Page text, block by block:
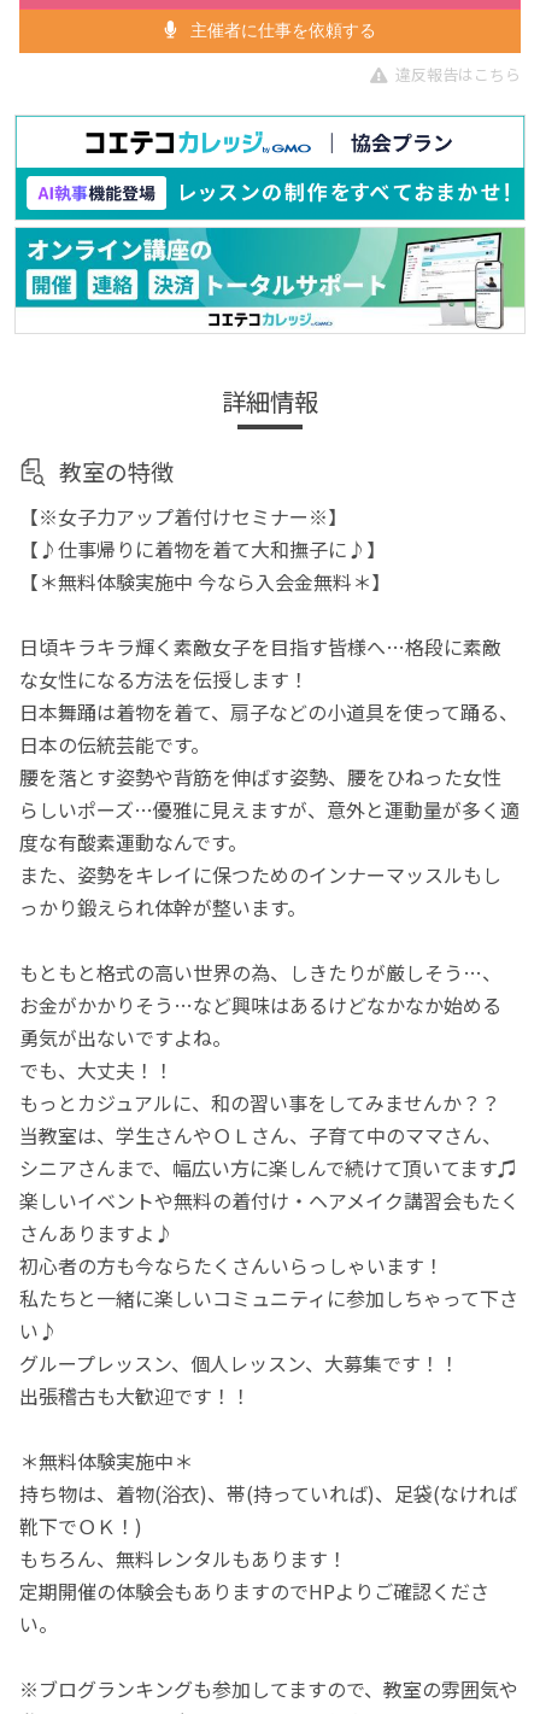
主催者に仕事を依頼する
違反報告はこちら
詳細情報
教室の特徴
【※女子力アップ着付けセミナー※】
【♪仕事帰りに着物を着て大和撫子に♪】
【＊無料体験実施中 今なら入会金無料＊】
日頃キラキラ輝く素敵女子を目指す皆様へ…格段に素敵
な女性になる方法を伝授します！
日本舞踊は着物を着て、扇子などの小道具を使って踊る、
日本の伝統芸能です。
腰を落とす姿勢や背筋を伸ばす姿勢、腰をひねった女性
らしいポーズ…優雅に見えますが、意外と運動量が多く適
度な有酸素運動なんです。
また、姿勢をキレイに保つためのインナーマッスルもし
っかり鍛えられ体幹が整います。
もともと格式の高い世界の為、しきたりが厳しそう…、
お金がかかりそう…など興味はあるけどなかなか始める
勇気が出ないですよね。
でも、大丈夫！！
もっとカジュアルに、和の習い事をしてみませんか？？
当教室は、学生さんやＯＬさん、子育て中のママさん、
シニアさんまで、幅広い方に楽しんで続けて頂いてます♫
楽しいイベントや無料の着付け・ヘアメイク講習会もたく
さんありますよ♪
初心者の方も今ならたくさんいらっしゃいます！
私たちと一緒に楽しいコミュニティに参加しちゃって下さ
い♪
グループレッスン、個人レッスン、大募集です！！
出張稽古も大歓迎です！！
＊無料体験実施中＊
持ち物は、着物(浴衣)、帯(持っていれば)、足袋(なければ
靴下でＯＫ！)
もちろん、無料レンタルもあります！
定期開催の体験会もありますのでHPよりご確認くださ
い。
※ブログランキングも参加してますので、教室の雰囲気や